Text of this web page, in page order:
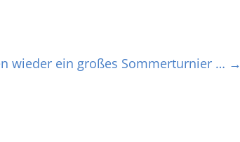
wieder ein großes Sommerturnier … →